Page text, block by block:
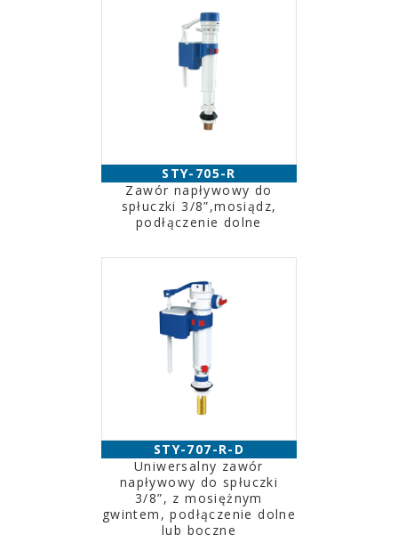
STY-705-R
Zawór napływowy do
spłuczki 3/8”,mosiądz,
podłączenie dolne
STY-707-R-D
Uniwersalny zawór
napływowy do spłuczki
3/8”, z mosiężnym
gwintem, podłączenie dolne
lub boczne